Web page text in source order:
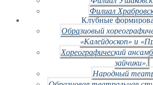
Филиал
Клубные
Образцовый
«Калейдоскоп» и
Хореографический
зайчики».
Народный